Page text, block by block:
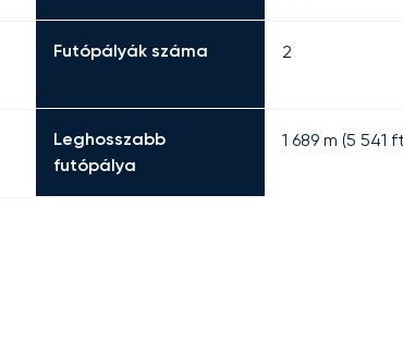
Futópályák száma 2
Leghosszabb
futópálya
1 689 m (5 541